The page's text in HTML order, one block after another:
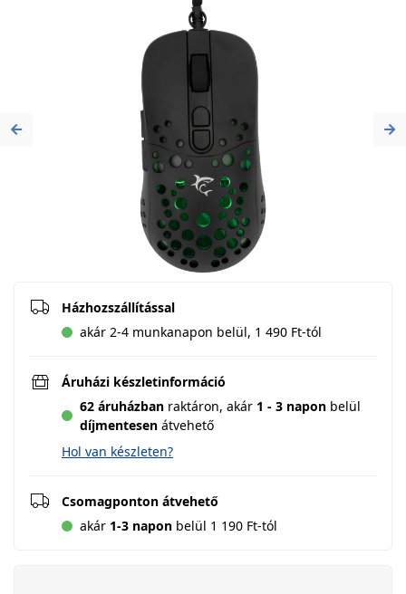
Previous
Házhozszállítással
akár 2-4 munkanapon belül, 1 490 Ft-tól
Áruházi készletinformáció
62 áruházban raktáron, akár 1 - 3 napon belül
díjmentesen átvehető
Hol van készleten?
Csomagponton átvehető
akár 1-3 napon belül 1 190 Ft-tól